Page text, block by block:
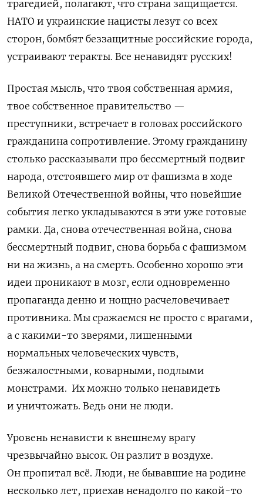
трагедией, полагают, что страна защищается.
НАТО и украинские нацисты лезут со всех
сторон, бомбят беззащитные российские города,
устраивают теракты. Все ненавидят русских!
Простая мысль, что твоя собственная армия,
твое собственное правительство —
преступники, встречает в головах российского
гражданина сопротивление. Этому гражданину
столько рассказывали про бессмертный подвиг
народа, отстоявшего мир от фашизма в ходе
Великой Отечественной войны, что новейшие
события легко укладываются в эти уже готовые
рамки. Да, снова отечественная война, снова
бессмертный подвиг, снова борьба с фашизмом
ни на жизнь, а на смерть. Особенно хорошо эти
идеи проникают в мозг, если одновременно
пропаганда денно и нощно расчеловечивает
противника. Мы сражаемся не просто с врагами,
а с какими-то зверями, лишенными
нормальных человеческих чувств,
безжалостными, коварными, подлыми
монстрами. Их можно только ненавидеть
и уничтожать. Ведь они не люди.
Уровень ненависти к внешнему врагу
чрезвычайно высок. Он разлит в воздухе.
Он пропитал всё. Люди, не бывавшие на родине
несколько лет, приехав ненадолго по какой-то